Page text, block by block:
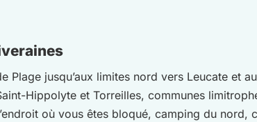
Plage jusqu’aux limites nord vers Leucate et
Hippolyte et Torreilles, communes
où vous êtes bloqué, camping du